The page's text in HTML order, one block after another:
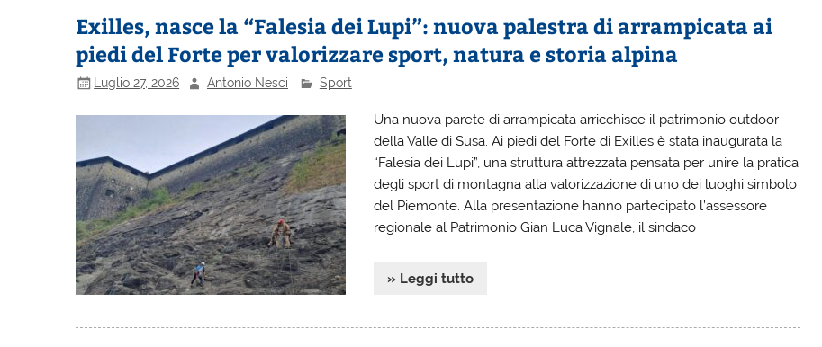
Exilles, nasce la “Falesia dei Lupi”: nuova palestra di arrampicata ai
piedi del Forte per valorizzare sport, natura e storia alpina
Luglio 27, 2026 Antonio Nesci Sport
Una nuova parete di arrampicata arricchisce il patrimonio outdoor
della Valle di Susa. Ai piedi del Forte di Exilles è stata inaugurata la
“Falesia dei Lupi”, una struttura attrezzata pensata per unire la pratica
degli sport di montagna alla valorizzazione di uno dei luoghi simbolo
del Piemonte. Alla presentazione hanno partecipato l’assessore
regionale al Patrimonio Gian Luca Vignale, il sindaco
» Leggi tutto